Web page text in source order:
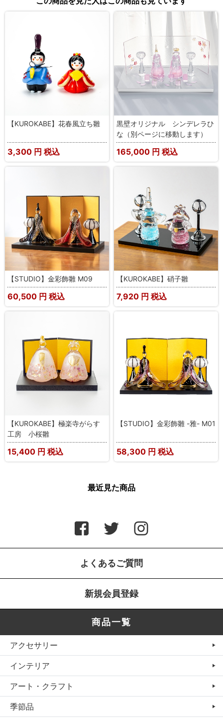
【KUROKABE】花春風立ち雛
3,300 円 税込
黒壁オリジナル シンデレラひ
な（別ページに移動します）
165,000 円 税込
【STUDIO】金彩飾雛 M09
60,500 円 税込
【KUROKABE】硝子雛
7,920 円 税込
【KUROKABE】極楽寺がらす
工房 小桜雛
15,400 円 税込
【STUDIO】金彩飾雛 -雅- M01
58,300 円 税込
最近見た商品
よくあるご質問
新規会員登録
商品一覧
アクセサリー
インテリア
アート・クラフト
季節品